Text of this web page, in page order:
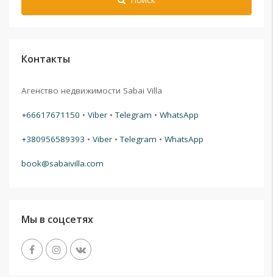
Контакты
Агенство недвижимости Sabai Villa
+66617671150 • Viber •Telegram • WhatsApp
+380956589393 • Viber •Telegram • WhatsApp
book@sabaivilla.com
Мы в соцсетях